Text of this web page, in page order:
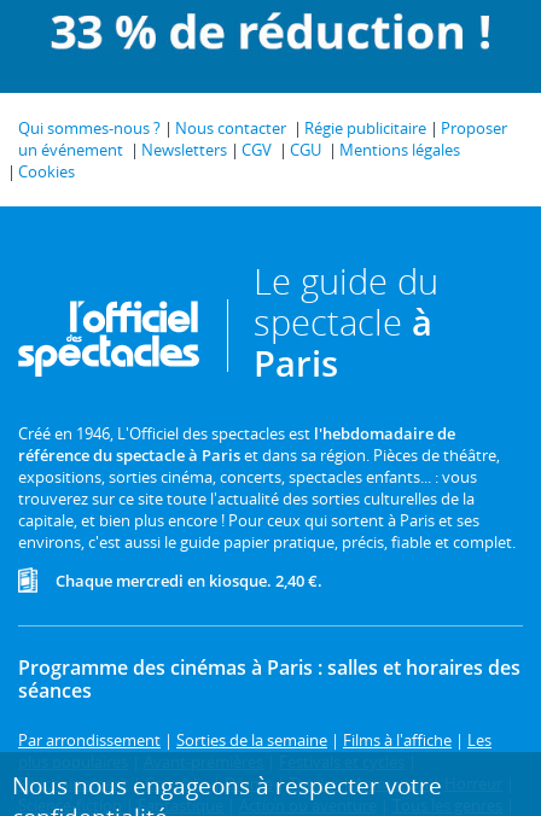
Qui sommes-nous ? Nous contacter Régie publicitaire
Proposer
un événement
Newsletters CGV CGU
Mentions légales
Cookies
Le guide du
spectacle à
Paris
Créé en 1946, L'Officiel des spectacles est l'hebdomadaire de
référence du spectacle à Pariset dans sa région. Pièces de théâtre,
expositions, sorties cinéma, concerts, spectacles enfants... : vous
trouverez sur ce site toute l'actualité des sorties culturelles de la
capitale, et bien plus encore ! Pour ceux qui sortent à Paris et ses
environs, c'est aussi le guide papier pratique, précis, fiable et complet.
Chaque mercredi en kiosque. 2,40 €.
Programme des cinémas à Paris : salles et horaires des
séances
Par arrondissement | Sorties de la semaine | Films à l'affiche | Les
Prochainement |Comédie|Drame |Thriller|Animation|
Science-fiction
|Fantastique Action ou aventure
Nous nous engageons à respecter votre